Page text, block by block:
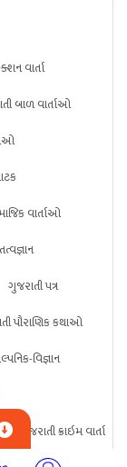
વાર્તા
બાળ વાર્તાઓ
વાર્તાઓ
ગુજરાતી પત્ર
પૌરાણિક કથાઓ
વિજ્ઞાન
ગુજરાતી ક્રાઇમ વાર્તા